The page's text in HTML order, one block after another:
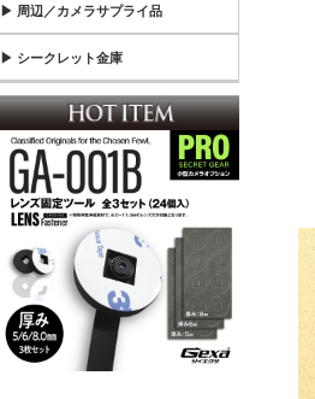
▶ 周辺／カメラサプライ品
▶ シークレット金庫